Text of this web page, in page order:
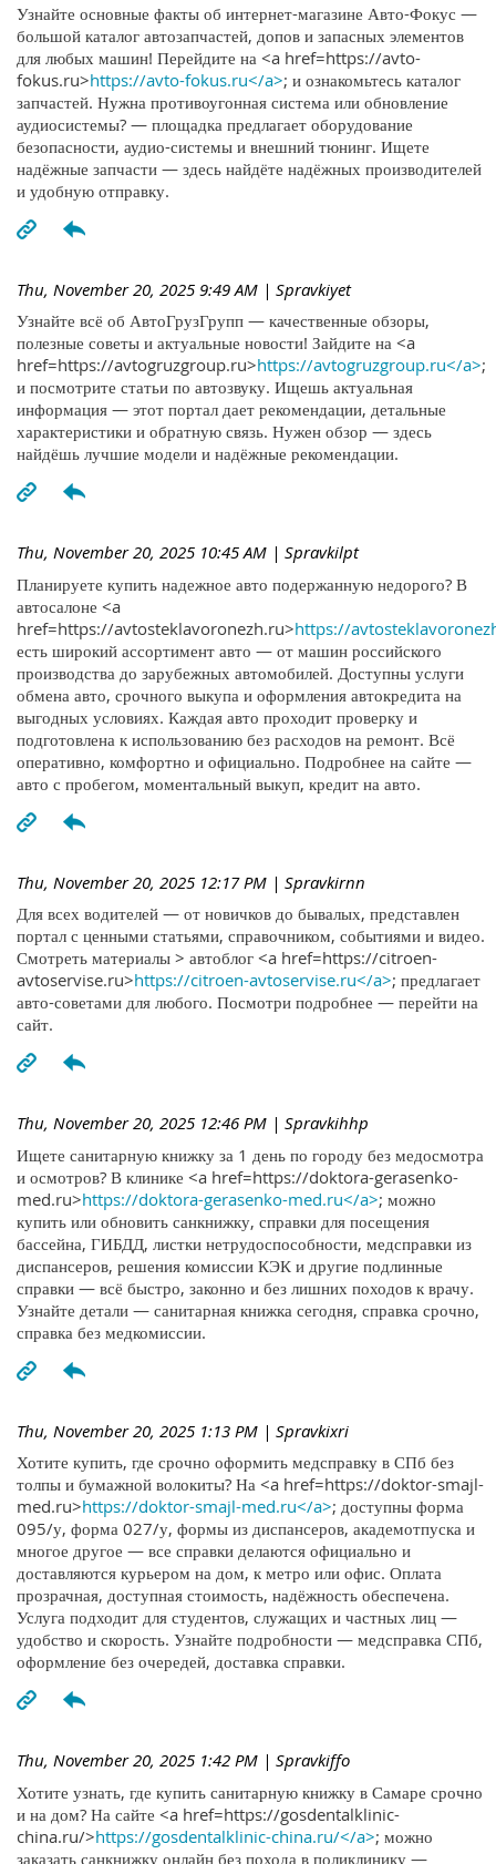
Узнайте основные факты об интернет-магазине Авто-Фокус —
большой каталог автозапчастей, допов и запасных элементов
для любых машин! Перейдите на <a href=https://avto-
fokus.ru>https://avto-fokus.ru</a>; и ознакомьтесь каталог
запчастей. Нужна противоугонная система или обновление
аудиосистемы? — площадка предлагает оборудование
безопасности, аудио-системы и внешний тюнинг. Ищете
надёжные запчасти — здесь найдёте надёжных производителей
и удобную отправку.
Thu, November 20, 2025 9:49 AM | Spravkiyet
Узнайте всё об АвтоГрузГрупп — качественные обзоры,
полезные советы и актуальные новости! Зайдите на <a
href=https://avtogruzgroup.ru>https://avtogruzgroup.ru</a>;
и посмотрите статьи по автозвуку. Ищешь актуальная
информация — этот портал дает рекомендации, детальные
характеристики и обратную связь. Нужен обзор — здесь
найдёшь лучшие модели и надёжные рекомендации.
Thu, November 20, 2025 10:45 AM | Spravkilpt
Планируете купить надежное авто подержанную недорого? В
автосалоне <a
href=https://avtosteklavoronezh.ru>https://
есть широкий ассортимент авто — от машин российского
производства до зарубежных автомобилей. Доступны услуги
обмена авто, срочного выкупа и оформления автокредита на
выгодных условиях. Каждая авто проходит проверку и
подготовлена к использованию без расходов на ремонт. Всё
оперативно, комфортно и официально. Подробнее на сайте —
авто с пробегом, моментальный выкуп, кредит на авто.
Thu, November 20, 2025 12:17 PM | Spravkirnn
Для всех водителей — от новичков до бывалых, представлен
портал с ценными статьями, справочником, событиями и видео.
Смотреть материалы > автоблог <a href=https://citroen-
avtoservise.ru>https://citroen-avtoservise.ru</a>; предлагает
авто-советами для любого. Посмотри подробнее — перейти на
сайт.
Thu, November 20, 2025 12:46 PM | Spravkihhp
Ищете санитарную книжку за 1 день по городу без медосмотра
и осмотров? В клинике <a href=https://doktora-gerasenko-
med.ru>https://doktora-gerasenko-med.ru</a>; можно
купить или обновить санкнижку, справки для посещения
бассейна, ГИБДД, листки нетрудоспособности, медсправки из
диспансеров, решения комиссии КЭК и другие подлинные
справки — всё быстро, законно и без лишних походов к врачу.
Узнайте детали — санитарная книжка сегодня, справка срочно,
справка без медкомиссии.
Thu, November 20, 2025 1:13 PM | Spravkixri
Хотите купить, где срочно оформить медсправку в СПб без
толпы и бумажной волокиты? На <a href=https://doktor-smajl-
med.ru>https://doktor-smajl-med.ru</a>; доступны форма
095/у, форма 027/у, формы из диспансеров, академотпуска и
многое другое — все справки делаются официально и
доставляются курьером на дом, к метро или офис. Оплата
прозрачная, доступная стоимость, надёжность обеспечена.
Услуга подходит для студентов, служащих и частных лиц —
удобство и скорость. Узнайте подробности — медсправка СПб,
оформление без очередей, доставка справки.
Thu, November 20, 2025 1:42 PM | Spravkiffo
Хотите узнать, где купить санитарную книжку в Самаре срочно
и на дом? На сайте <a href=https://gosdentalklinic-
china.ru/>https://gosdentalklinic-china.ru/</a>; можно
заказать санкнижку онлайн без похода в поликлинику —